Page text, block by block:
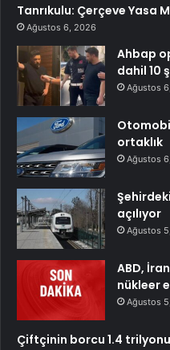
Tanrıkulu: Çerçeve Yasa
Ağustos 6, 2026
Ahbap
dahil 10
Ağustos
ortaklık
Ağustos
açılıyor
Ağustos
ABD,
nükleer
Ağustos
Çiftçinin borcu 1.4